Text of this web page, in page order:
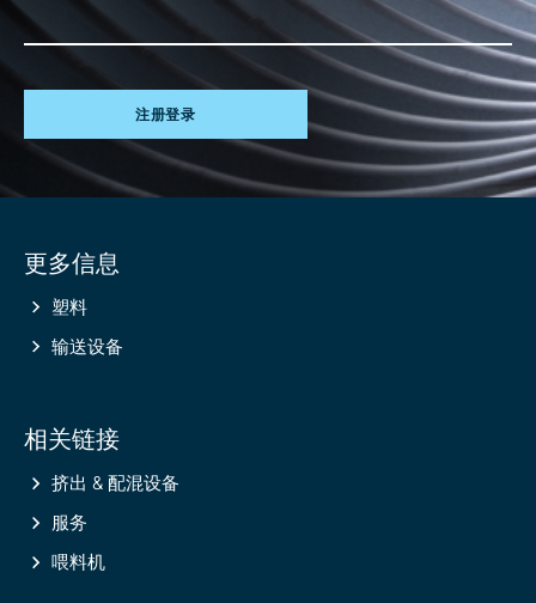
注册登录
information
更多信息
塑料
输送设备
相关链接
挤出 & 配混设备
服务
喂料机